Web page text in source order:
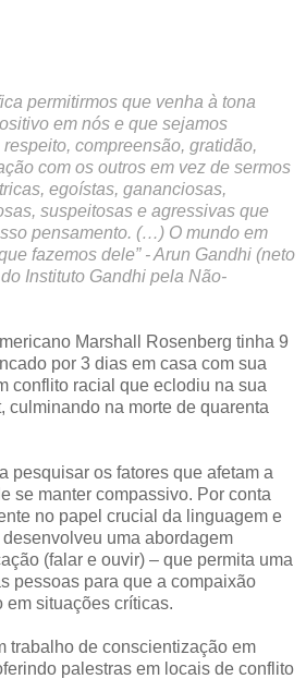
permitirmos que venha à tona
em nós e que sejamos
compreensão, gratidão,
com os outros em vez de sermos
egoístas, gananciosas,
suspeitosas e agressivas que
pensamento. (…) O mundo em
fazemos dele” - Arun Gandhi (neto
Instituto Gandhi pela Não-
Marshall Rosenberg tinha 9
por 3 dias em casa com sua
conflito racial que eclodiu na sua
culminando na morte de quarenta
pesquisar os fatores que afetam a
se manter compassivo. Por conta
no papel crucial da linguagem e
uma abordagem
(falar e ouvir) – que permita uma
pessoas para que a compaixão
em situações críticas.
trabalho de conscientização em
palestras em locais de conflito